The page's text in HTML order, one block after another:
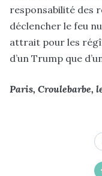
responsabilité des
déclencher le feu
attrait pour les
d’un Trump que
Paris, Croulebarbe,